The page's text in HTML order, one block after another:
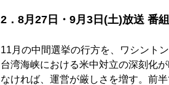
2．8月27日・9月3日(土)放送 番
11月の中間選挙の行方を、ワシント
台湾海峡における米中対立の深刻化
なければ、運営が厳しさを増す。前